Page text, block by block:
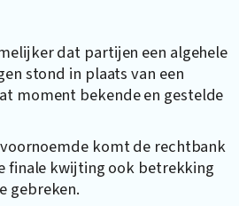
dat partijen een algehele
stond in plaats van een
moment bekende en gestelde
komt de rechtbank
finale kwijting ook betrekking
gebreken.